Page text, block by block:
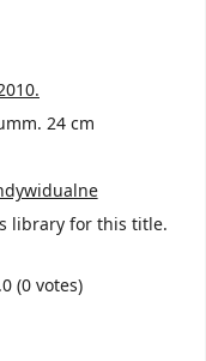
24 cm
library for this title.
(0 votes)